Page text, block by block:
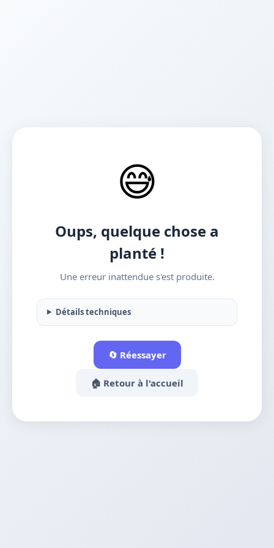
😅
Oups, quelque chose a
planté !
Une erreur inattendue s'est produite.
Détails techniques
🔄 Réessayer
🏠 Retour à l'accueil